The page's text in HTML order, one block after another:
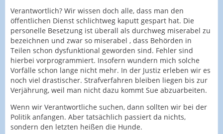
Verantwortlich? Wir wissen doch alle, dass man den
öffentlichen Dienst schlichtweg kaputt gespart hat. Die
personelle Besetzung ist überall als durchweg miserabel zu
bezeichnen und zwar so miserabel , dass Behörden in
Teilen schon dysfunktional geworden sind. Fehler sind
hierbei vorprogrammiert. Insofern wundern mich solche
Vorfälle schon lange nicht mehr. In der Justiz erleben wir es
noch viel drastischer. Strafverfahren bleiben liegen bis zur
Verjährung, weil man nicht dazu kommt Sue abzuarbeiten.
Wenn wir Verantwortliche suchen, dann sollten wir bei der
Politik anfangen. Aber tatsächlich passiert da nichts,
sondern den letzten heißen die Hunde.